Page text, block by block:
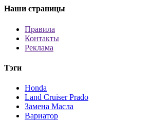
Наши страницы
Правила
Контакты
Реклама
Тэги
Honda
Land Cruiser Prado
Замена Масла
Вариатор